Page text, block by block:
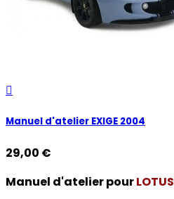

Manuel d'atelier EXIGE 2004
29,00 €
Manuel d'atelier pourLOTUS